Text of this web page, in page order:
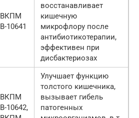
ВКПМ
В-10641
восстанавливает
кишечную
микрофлору после
антибиотикотерапии,
эффективен при
дисбактериозах
ВКПМ
В-10642,
Улучшает функцию
толстого кишечника,
вызывает гибель
патогенных